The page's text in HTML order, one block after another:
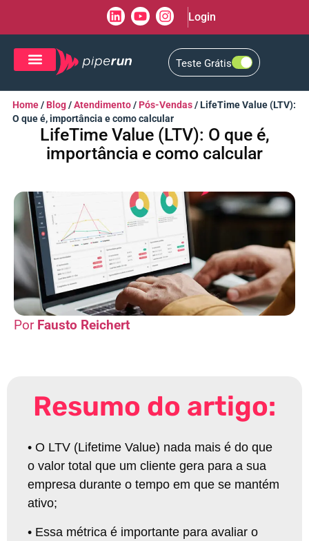
Login
Teste Grátis
Home/ Blog/Atendimento/ Pós-Vendas/LifeTime Value (LTV):
O que é, importância e como calcular
LifeTime Value (LTV): O que é,
importância e como calcular
Fausto Reichert
Resumo do artigo:
• O LTV (Lifetime Value) nada mais é do que
o valor total que um cliente gera para a sua
empresa durante o tempo em que se mantém
ativo;
• Essa métrica é importante para avaliar o